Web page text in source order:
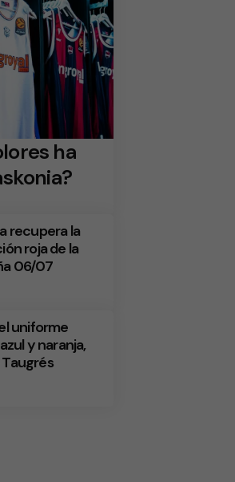
ha
recupera la
roja de la
06/07
uniforme
y naranja,